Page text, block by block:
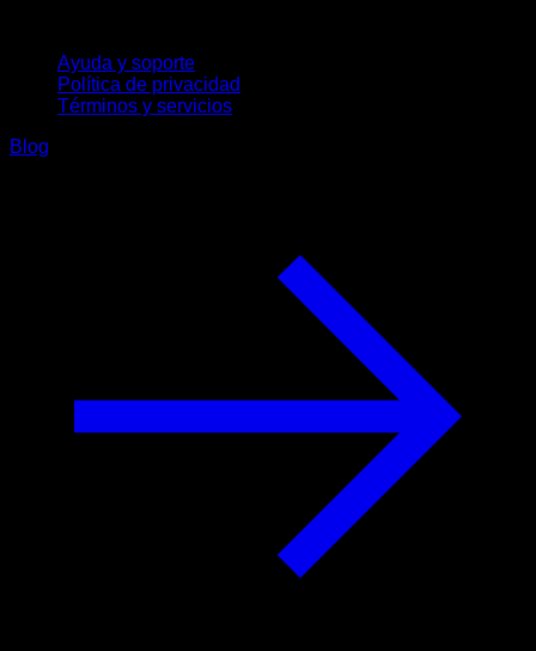
Ayuda y soporte
Política de privacidad
Términos y servicios
Blog